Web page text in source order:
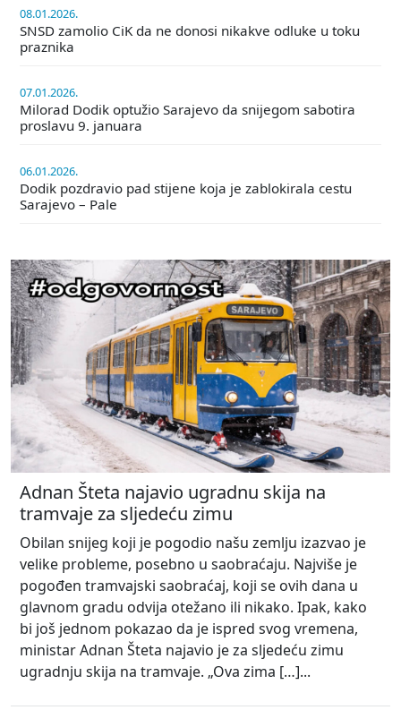
08.01.2026.
SNSD zamolio CiK da ne donosi nikakve odluke u toku
praznika
07.01.2026.
Milorad Dodik optužio Sarajevo da snijegom sabotira
proslavu 9. januara
06.01.2026.
Dodik pozdravio pad stijene koja je zablokirala cestu
Sarajevo – Pale
Adnan Šteta najavio ugradnu skija na
tramvaje za sljedeću zimu
Obilan snijeg koji je pogodio našu zemlju izazvao je
velike probleme, posebno u saobraćaju. Najviše je
pogođen tramvajski saobraćaj, koji se ovih dana u
glavnom gradu odvija otežano ili nikako. Ipak, kako
bi još jednom pokazao da je ispred svog vremena,
ministar Adnan Šteta najavio je za sljedeću zimu
ugradnju skija na tramvaje. „Ova zima […]...